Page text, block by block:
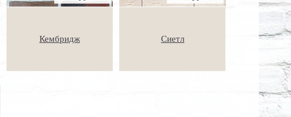
Кембридж Сиетл